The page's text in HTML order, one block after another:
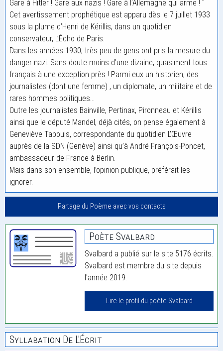
Gare à Hitler ! Gare aux nazis ! Gare à l’Allemagne qui arme ! "
Cet avertissement prophétique est apparu dès le 7 juillet 1933
sous la plume d’Henri de Kérillis, dans un quotidien
conservateur, L’Écho de Paris.
Dans les années 1930, très peu de gens ont pris la mesure du
danger nazi. Sans doute moins d’une dizaine, quasiment tous
français à une exception près ! Parmi eux un historien, des
journalistes (dont une femme) , un diplomate, un militaire et de
rares hommes politiques…
Outre les journalistes Bainville, Pertinax, Pironneau et Kérillis
ainsi que le député Mandel, déjà cités, on pense également à
Geneviève Tabouis, correspondante du quotidien L’Œuvre
auprès de la SDN (Genève) ainsi qu’à André François-Poncet,
ambassadeur de France à Berlin.
Mais dans son ensemble, l’opinion publique, préférait les
ignorer.
Partage du Poème avec vos contacts
Poète Svalbard
Svalbard a publié sur le site 5176 écrits.
Svalbard est membre du site depuis
l'année 2019.
Lire le profil du poète Svalbard
Syllabation De L'Écrit